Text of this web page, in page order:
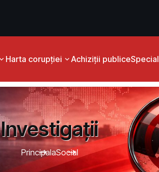
Harta corupției Achiziții publiceSpecial
Investigații
PrincipalaSocial